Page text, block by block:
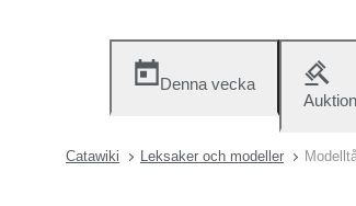
Denna vecka
Catawiki Leksaker och modeller